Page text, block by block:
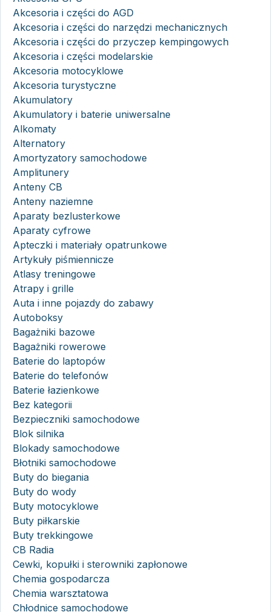
Akcesoria i części do AGD
Akcesoria i części do narzędzi mechanicznych
Akcesoria i części do przyczep kempingowych
Akcesoria i części modelarskie
Akcesoria motocyklowe
Akcesoria turystyczne
Akumulatory
Akumulatory i baterie uniwersalne
Alkomaty
Alternatory
Amortyzatory samochodowe
Amplitunery
Anteny CB
Anteny naziemne
Aparaty bezlusterkowe
Aparaty cyfrowe
Apteczki i materiały opatrunkowe
Artykuły piśmiennicze
Atlasy treningowe
Atrapy i grille
Auta i inne pojazdy do zabawy
Autoboksy
Bagażniki bazowe
Bagażniki rowerowe
Baterie do laptopów
Baterie do telefonów
Baterie łazienkowe
Bez kategorii
Bezpieczniki samochodowe
Blok silnika
Blokady samochodowe
Błotniki samochodowe
Buty do biegania
Buty do wody
Buty motocyklowe
Buty piłkarskie
Buty trekkingowe
CB Radia
Cewki, kopułki i sterowniki zapłonowe
Chemia gospodarcza
Chemia warsztatowa
Chłodnice samochodowe